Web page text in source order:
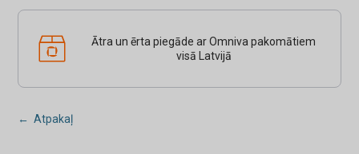
Ātra un ērta piegāde ar Omniva pakomātiem
visā Latvijā
← Atpakaļ